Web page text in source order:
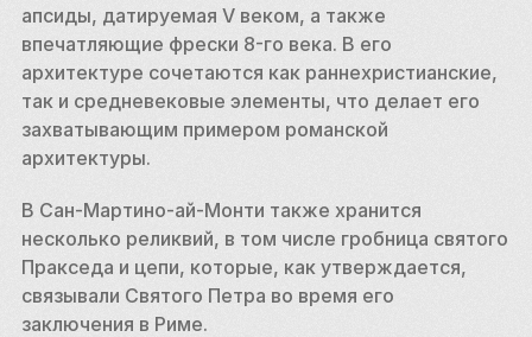
апсиды, датируемая V веком, а также
впечатляющие фрески 8-го века. В его
архитектуре сочетаются как раннехристианские,
так и средневековые элементы, что делает его
захватывающим примером романской
архитектуры.
В Сан-Мартино-ай-Монти также хранится
несколько реликвий, в том числе гробница святого
Пракседа и цепи, которые, как утверждается,
связывали Святого Петра во время его
заключения в Риме.